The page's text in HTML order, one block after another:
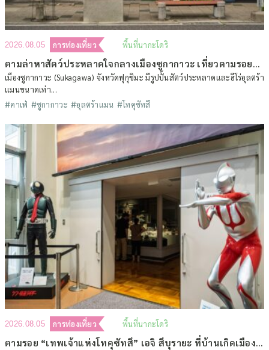
2026.08.05 การท่องเที่ยว พื้นที่นากะโดริ
ตามล่าหาสัตว์ประหลาดใจกลางเมืองซูกากาวะ เที่ยวตามรอยดินแดนโทคุซัทสึ (ตอนที่ 2)
เมืองซูกากาวะ (Sukagawa) จังหวัดฟุกุชิมะ มีรูปปั้นสัตว์ประหลาดและฮีโร่อุลตร้า
แมนขนาดเท่า...
#คาเฟ่ #ซูกากาวะ #อุลตร้าแมน #โทคุซัทสึ
2026.08.05 การท่องเที่ยว พื้นที่นากะโดริ